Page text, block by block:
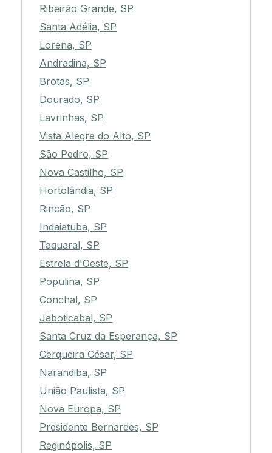
Ribeirão Grande, SP
Santa Adélia, SP
Lorena, SP
Andradina, SP
Brotas, SP
Dourado, SP
Lavrinhas, SP
Vista Alegre do Alto, SP
São Pedro, SP
Nova Castilho, SP
Hortolândia, SP
Rincão, SP
Indaiatuba, SP
Taquaral, SP
Estrela d'Oeste, SP
Populina, SP
Conchal, SP
Jaboticabal, SP
Santa Cruz da Esperança, SP
Cerqueira César, SP
Narandiba, SP
União Paulista, SP
Nova Europa, SP
Presidente Bernardes, SP
Reginópolis, SP